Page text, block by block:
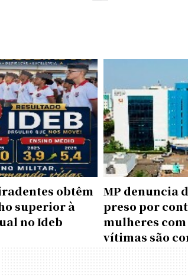
obtêm
superior à
no Ideb
MP denuncia
preso por
mulheres
vítimas são